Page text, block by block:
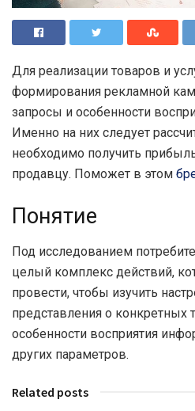
Для реализации товаров и
формирования рекламной
запросы и особенности
Именно на них следует
необходимо получить
продавцу. Поможет в этом
Понятие
Под исследованием
целый комплекс действий,
провести, чтобы изучить
представления о конкретных
особенности восприятия
других параметров.
Related posts